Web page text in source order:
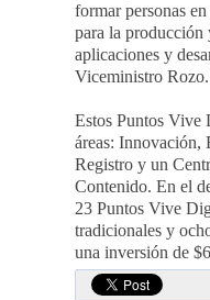
formar personas
para la producción
aplicaciones y
Viceministro Rozo.
Estos Puntos Vive
áreas: Innovación,
Registro y un
Contenido. En el
23 Puntos Vive
tradicionales y
una inversión de